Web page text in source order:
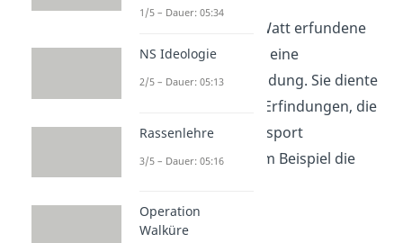
Auch die von James Watt erfundene
Dampfmaschine
war eine
bahnbrechende Erfindung. Sie diente
als Basis für weitere Erfindungen, die
Produktion und Transport
erleichterten, wie zum Beispiel die
1/5 – Dauer: 05:34
NS Ideologie
2/5 – Dauer: 05:13
Rassenlehre
3/5 – Dauer: 05:16
Operation
Walküre